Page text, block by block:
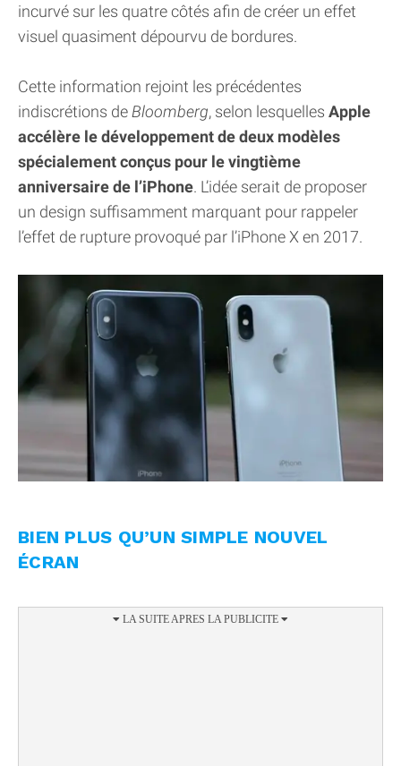
incurvé sur les quatre côtés afin de créer un effet
visuel quasiment dépourvu de bordures.
Cette information rejoint les précédentes
indiscrétions de Bloomberg, selon lesquelles Apple
accélère le développement de deux modèles
spécialement conçus pour le vingtième
anniversaire de l’iPhone. L’idée serait de proposer
un design suffisamment marquant pour rappeler
l’effet de rupture provoqué par l’iPhone X en 2017.
BIEN PLUS QU’UN SIMPLE NOUVEL
ÉCRAN